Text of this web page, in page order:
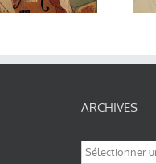
ARCHIVES
Archives